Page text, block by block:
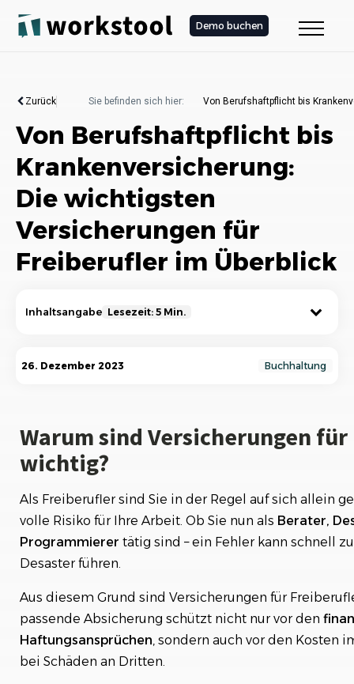
Demo buchen
Zurück Sie befinden sich hier: Von Berufshaftpflicht bis
Von Berufshaftpflicht bis
Krankenversicherung:
Die wichtigsten
Versicherungen für
Freiberufler im Überblick
Inhaltsangabe Lesezeit: 5 Min.
Warum sind Versicherungen für Freiberufler
wichtig?
Versicherungen achten?
Die Berufshaftpflichtversicherung: Schutz vor
Haftungsansprüchen
Die Krankenversicherung für Freiberufler:
Absicherung im Krankheitsfall
1.1 Private Krankenversicherung für Freiberufler
Schäden an Dritten
Die Rechtsschutzversicherung für Freiberufler
Die Vermögensschadenhaftpflichtversicherung
26. Dezember 2023 Buchhaltung
Warum sind Versicherungen
wichtig?
Als Freiberufler sind Sie in der Regel auf sich allein
volle Risiko für Ihre Arbeit. Ob Sie nun als Berater,
Programmierer tätig sind – ein Fehler kann schnell
Desaster führen.
Aus diesem Grund sind Versicherungen für
passende Absicherung schützt nicht nur vor den
Haftungsansprüchen, sondern auch vor den Kosten
bei Schäden an Dritten.